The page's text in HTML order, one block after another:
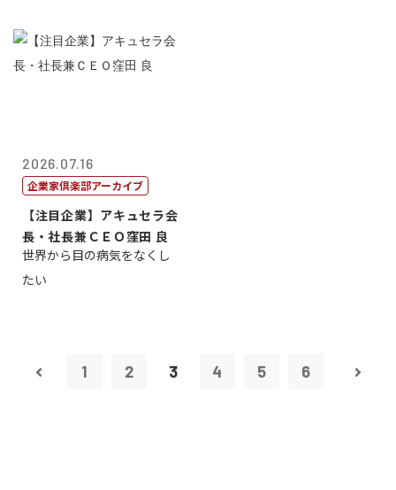
2026.07.16
企業家倶楽部アーカイブ
【注目企業】アキュセラ会
長・社長兼ＣＥＯ窪田 良
世界から目の病気をなくし
たい
1 2 3 4 5 6